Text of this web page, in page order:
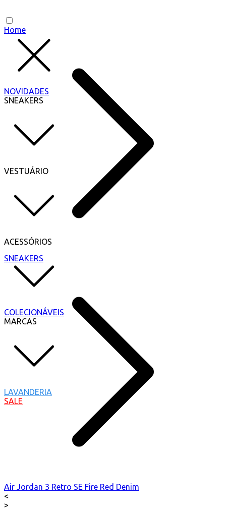
NOVIDADES
SNEAKERS
VESTUÁRIO
ACESSÓRIOS
COLECIONÁVEIS
MARCAS
LAVANDERIA
SALE
Home
SNEAKERS
Air Jordan 3 Retro SE Fire Red Denim
<
>